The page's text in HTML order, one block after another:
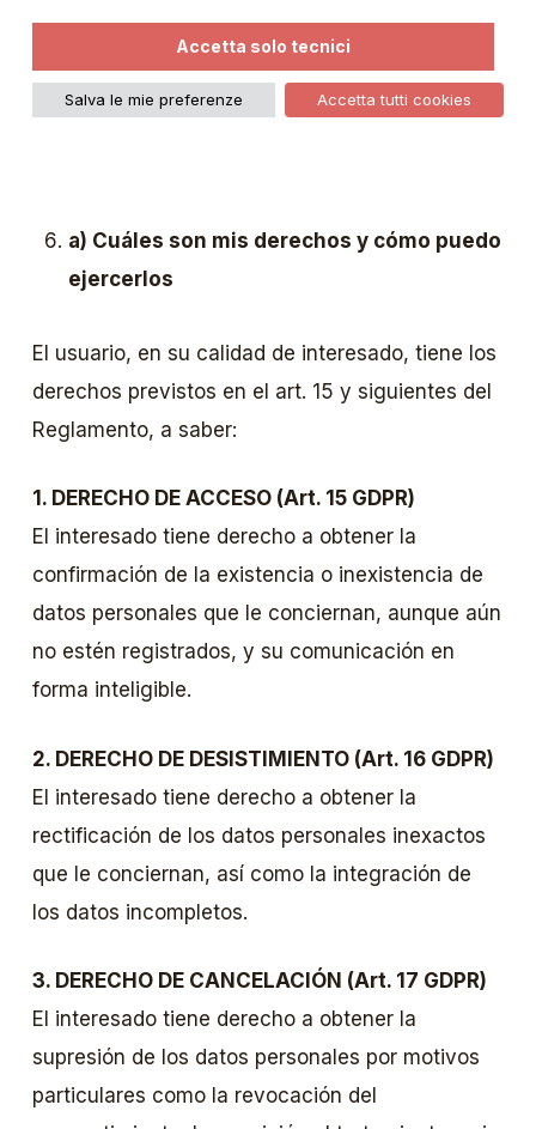
Terze Parti
Accetta solo tecnici
Salva le mie preferenze Accetta tutti cookies
a) Cuáles son mis derechos y cómo puedo
ejercerlos
El usuario, en su calidad de interesado, tiene los
derechos previstos en el art. 15 y siguientes del
Reglamento, a saber:
1. DERECHO DE ACCESO (Art. 15 GDPR)
El interesado tiene derecho a obtener la
confirmación de la existencia o inexistencia de
datos personales que le conciernan, aunque aún
no estén registrados, y su comunicación en
forma inteligible.
2. DERECHO DE DESISTIMIENTO (Art. 16 GDPR)
El interesado tiene derecho a obtener la
rectificación de los datos personales inexactos
que le conciernan, así como la integración de
los datos incompletos.
3. DERECHO DE CANCELACIÓN (Art. 17 GDPR)
El interesado tiene derecho a obtener la
supresión de los datos personales por motivos
particulares como la revocación del